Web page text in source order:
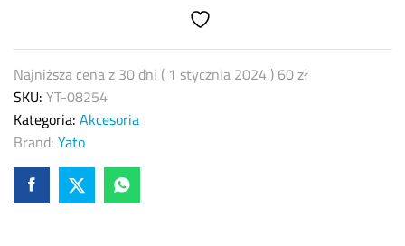
1/2"
YT-
08254
quantity
Najniższa cena z 30 dni ( 1 stycznia 2024)60zł
SKU:YT-08254
Kategoria:Akcesoria
Brand:Yato